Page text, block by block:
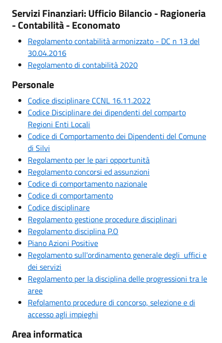
Servizi Finanziari: Ufficio Bilancio - Ragioneria
- Contabilità - Economato
Regolamento contabilità armonizzato - DC n 13 del
30.04.2016
Regolamento di contabilità 2020
Personale
Codice disciplinare CCNL 16.11.2022
Codice Disciplinare dei dipendenti del comparto
Regioni Enti Locali
Codice di Comportamento dei Dipendenti del Comune
di Silvi
Regolamento per le pari opportunità
Regolamento concorsi ed assunzioni
Codice di comportamento nazionale
Codice di comportamento
Codice disciplinare
Regolamento gestione procedure disciplinari
Regolamento disciplina P.O
Piano Azioni Positive
Regolamento sull'ordinamento generale degli uffici e
dei servizi
Regolamento per la disciplina delle progressioni tra le
aree
Refolamento procedure di concorso, selezione e di
accesso agli impieghi
Area informatica